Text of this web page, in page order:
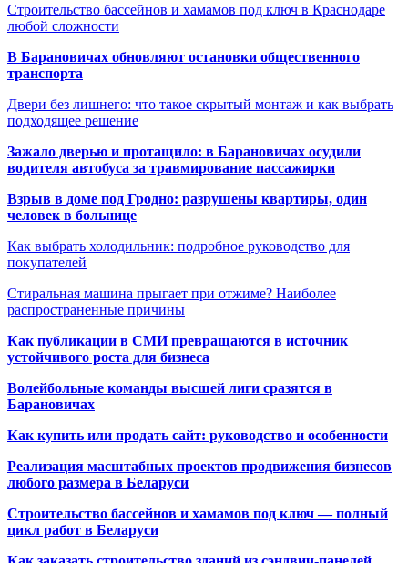
Строительство бассейнов и хамамов под ключ в Краснодаре
любой сложности
В Барановичах обновляют остановки общественного
транспорта
Двери без лишнего: что такое скрытый монтаж и как выбрать
подходящее решение
Зажало дверью и протащило: в Барановичах осудили
водителя автобуса за травмирование пассажирки
Взрыв в доме под Гродно: разрушены квартиры, один
человек в больнице
Как выбрать холодильник: подробное руководство для
покупателей
Стиральная машина прыгает при отжиме? Наиболее
распространенные причины
Как публикации в СМИ превращаются в источник
устойчивого роста для бизнеса
Волейбольные команды высшей лиги сразятся в
Барановичах
Как купить или продать сайт: руководство и особенности
Реализация масштабных проектов продвижения бизнесов
любого размера в Беларуси
Строительство бассейнов и хамамов под ключ — полный
цикл работ в Беларуси